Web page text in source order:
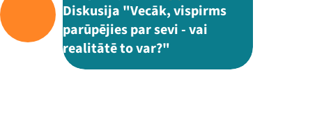
Diskusija "Vecāk, vispirms
parūpējies par sevi - vai
realitātē to var?"